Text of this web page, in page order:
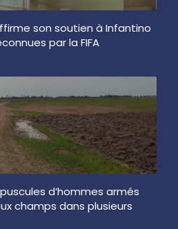
son soutien à Infantino
par la FIFA
d’hommes armés
champs dans plusieurs